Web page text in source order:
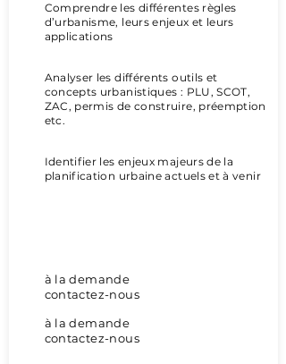
Comprendre les différentes règles
d’urbanisme, leurs enjeux et leurs
applications
Analyser les différents outils et
concepts urbanistiques : PLU, SCOT,
ZAC, permis de construire, préemption
etc.
Identifier les enjeux majeurs de la
planification urbaine actuels et à venir
à la demande
contactez-nous
à la demande
contactez-nous